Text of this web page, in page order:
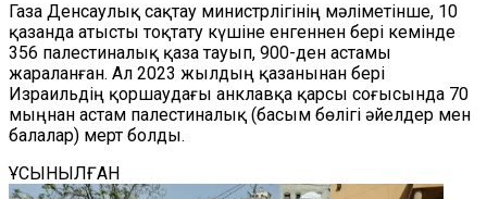
Газа Денсаулық сақтау министрлігінің мәліметінше, 10
қазанда атысты тоқтату күшіне енгеннен бері кемінде
356 палестиналық қаза тауып, 900-ден астамы
жараланған. Ал 2023 жылдың қазанынан бері
Израильдің қоршаудағы анклавқа қарсы соғысында 70
мыңнан астам палестиналық (басым бөлігі әйелдер мен
балалар) мерт болды.
ҰСЫНЫЛҒАН